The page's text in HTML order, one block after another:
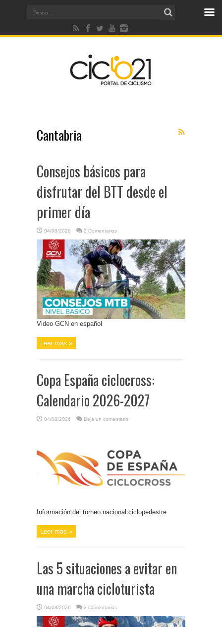
Cantabria
Consejos básicos para
disfrutar del BTT desde el
primer día
04/08/2026 2 Comentarios
Video GCN en español
Leer más »
Copa España ciclocross:
Calendario 2026-2027
04/08/2026 Deja un comentario
Información del torneo nacional ciclopedestre
Leer más »
Las 5 situaciones a evitar en
una marcha cicloturista
04/08/2026 2 Comentarios